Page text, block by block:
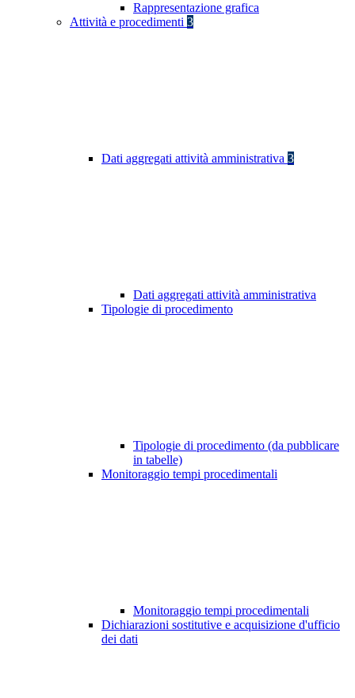
Rappresentazione grafica
Attività e procedimenti 3
Dati aggregati attività amministrativa 3
Dati aggregati attività amministrativa
Tipologie di procedimento
Tipologie di procedimento (da pubblicare
in tabelle)
Monitoraggio tempi procedimentali
Monitoraggio tempi procedimentali
Dichiarazioni sostitutive e acquisizione d'ufficio
dei dati